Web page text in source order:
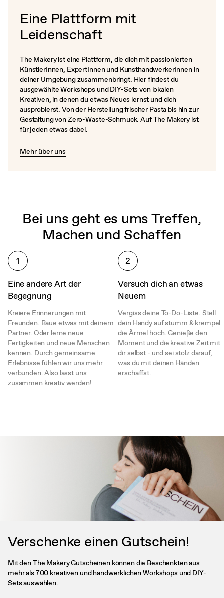
Eine Plattform mit
Leidenschaft
The Makery ist eine Plattform, die dich mit passionierten
KünstlerInnen, ExpertInnen und KunsthandwerkerInnen in
deiner Umgebung zusammenbringt. Hier findest du
ausgewählte Workshops und DIY-Sets von lokalen
Kreativen, in denen du etwas Neues lernst und dich
ausprobierst. Von der Herstellung frischer Pasta bis hin zur
Gestaltung von Zero-Waste-Schmuck. Auf The Makery ist
für jeden etwas dabei.
Mehr über uns
Bei uns geht es ums Treffen,
Machen und Schaffen
1
Eine andere Art der
Begegnung
Kreiere Erinnerungen mit
Freunden. Baue etwas mit deinem
Partner. Oder lerne neue
Fertigkeiten und neue Menschen
kennen. Durch gemeinsame
Erlebnisse fühlen wir uns mehr
verbunden. Also lasst uns
zusammen kreativ werden!
2
Versuch dich an etwas
Neuem
Vergiss deine To-Do-Liste. Stell
dein Handy auf stumm & krempel
die Ärmel hoch. Genieße den
Moment und die kreative Zeit mit
dir selbst - und sei stolz darauf,
was du mit deinen Händen
erschaffst.
Verschenke einen Gutschein!
Mit den The Makery Gutscheinen können die Beschenkten aus
mehr als 700 kreativen und handwerklichen Workshops und DIY-
Sets auswählen.